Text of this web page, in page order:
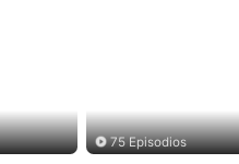
75 Episodios